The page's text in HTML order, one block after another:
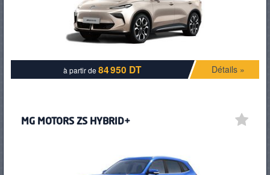
à partir de84 950 DT Détails »
MG MOTORS ZS HYBRID+